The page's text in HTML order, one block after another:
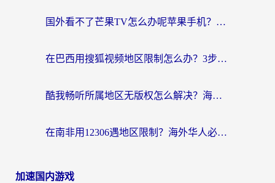
国外看不了芒果TV怎么办呢苹果手机？海外党追剧游戏的全能解决方案
在巴西用搜狐视频地区限制怎么办？3步解决海外看国内剧的烦恼
酷我畅听所属地区无版权怎么解决？海外党必看的回国加速全攻略
在南非用12306遇地区限制？海外华人必看的回国加速全攻略（附B站芒果TV解锁技巧）
加速国内游戏